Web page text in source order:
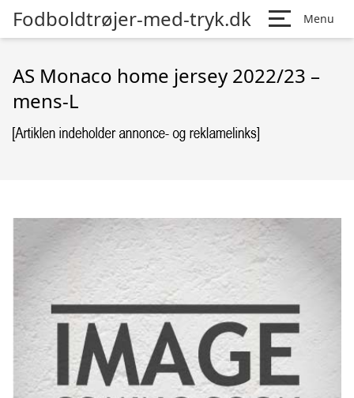
Fodboldtrøjer-med-tryk.dk Menu
AS Monaco home jersey 2022/23 –
mens-L